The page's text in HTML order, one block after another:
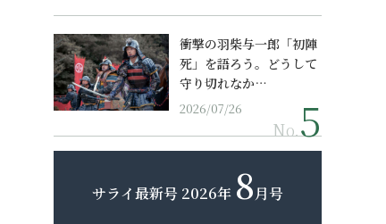
衝撃の羽柴与一郎「初陣
死」を語ろう。どうして
守り切れなか…
2026/07/26
No.
サライ最新号 2026年 8月号